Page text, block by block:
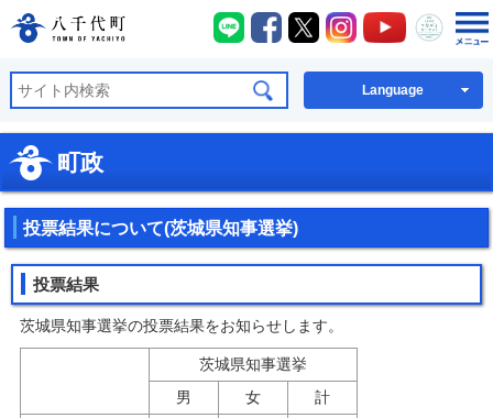
八千代町公式ホームページ
八千代町LINE
八千代町Facebook
八千代町X八千代町Instagram
八千代町
八千
Language
町政
投票結果について(茨城県知事選挙)
投票結果
茨城県知事選挙の投票結果をお知らせします。
茨城県知事選挙
男
女 計